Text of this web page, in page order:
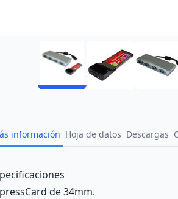
información Hoja de datos Descargas
de 34mm.